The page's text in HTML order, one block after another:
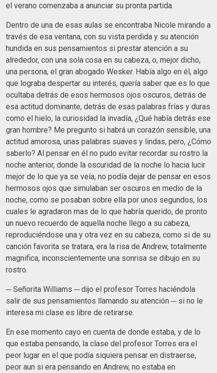
el verano comenzaba a anunciar su pronta partida.
Dentro de una de esas aulas se encontraba Nicole mirando a
través de esa ventana, con su vista perdida y su atención
hundida en sus pensamientos si prestar atención a su
alrededor, con una sola cosa en su cabeza, o, mejor dicho,
una persona, el gran abogado Wesker. Había algo en él, algo
que lograba despertar su interés, quería saber que es lo que
ocultaba detrás de esos hermosos ojos oscuros, detrás de
esa actitud dominante, detrás de esas palabras frías y duras
como el hielo, la curiosidad la invadía, ¿Qué había detrás ese
gran hombre? Me pregunto si habrá un corazón sensible, una
actitud amorosa, unas palabras suaves y lindas, pero, ¿Cómo
saberlo? Al pensar en él no pudo evitar recordar su rostro la
noche anterior, donde la oscuridad de la noche lo hacia lucir
mejor de lo que ya se veía, no podía dejar de pensar en esos
hermosos ojos que simulaban ser oscuros en medio de la
noche, como se posaban sobre ella por unos segundos, los
cuales le agradaron mas de lo que habría querido, de pronto
un nuevo recuerdo de aquella noche llego a su cabeza,
reproduciéndose una y otra vez en su cabeza, como si de su
canción favorita se tratara, era la risa de Andrew, totalmente
magnifica, inconscientemente una sonrisa se dibujo en su
rostro.
─ Señorita Williams ─ dijo el profesor Torres haciéndola
salir de sus pensamientos llamando su atención ─ si no le
interesa mi clase es libre de retirarse.
En ese momento cayo en cuenta de donde estaba, y de lo
que estaba pensando, la clase del profesor Torres era el
peor lugar en el que podía siquiera pensar en distraerse,
peor aun si era pensando en Andrew, no estaba en